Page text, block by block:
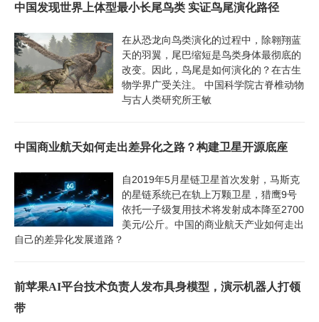
中国发现世界上体型最小长尾鸟类 实证鸟尾演化路径
在从恐龙向鸟类演化的过程中，除翱翔蓝
天的羽翼，尾巴缩短是鸟类身体最彻底的
改变。因此，鸟尾是如何演化的？在古生
物学界广受关注。 中国科学院古脊椎动物
与古人类研究所王敏
中国商业航天如何走出差异化之路？构建卫星开源底座
自2019年5月星链卫星首次发射，马斯克
的星链系统已在轨上万颗卫星，猎鹰9号
依托一子级复用技术将发射成本降至2700
美元/公斤。中国的商业航天产业如何走出
自己的差异化发展道路？
前苹果AI平台技术负责人发布具身模型，演示机器人打领
带